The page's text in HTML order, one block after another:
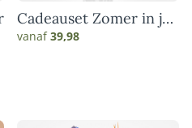
Cadeauset Zomer in je
vaas
vanaf39,98